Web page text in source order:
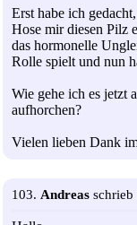
Erst habe ich
Hose mir diesen Pilz
das hormonelle
Rolle spielt und nun
Wie gehe ich es jetzt
aufhorchen?
Vielen lieben Dank
103. Andreas schrieb